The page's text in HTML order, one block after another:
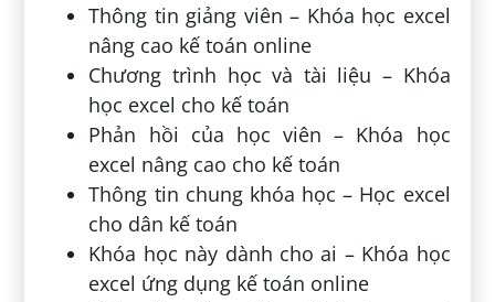
Thông tin giảng viên – Khóa học excel
nâng cao kế toán online
Chương trình học và tài liệu – Khóa
học excel cho kế toán
Phản hồi của học viên – Khóa học
excel nâng cao cho kế toán
Thông tin chung khóa học – Học excel
cho dân kế toán
Khóa học này dành cho ai – Khóa học
excel ứng dụng kế toán online